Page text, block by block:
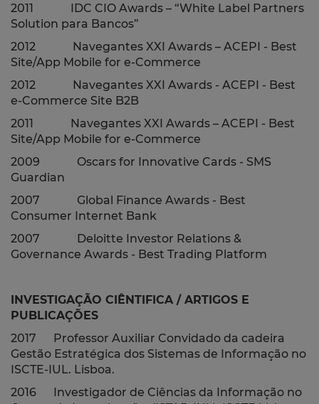
2011 IDC CIO Awards – “White Label Partners
Solution para Bancos”
2012 Navegantes XXI Awards – ACEPI - Best
Site/App Mobile for e-Commerce
2012 Navegantes XXI Awards - ACEPI - Best
e-Commerce Site B2B
2011 Navegantes XXI Awards – ACEPI - Best
Site/App Mobile for e-Commerce
2009 Oscars for Innovative Cards - SMS
Guardian
2007 Global Finance Awards - Best
Consumer Internet Bank
2007 Deloitte Investor Relations &
Governance Awards - Best Trading Platform
INVESTIGAÇÃO CIÊNTIFICA / ARTIGOS E
PUBLICAÇÕES
2017 Professor Auxiliar Convidado da cadeira
Gestão Estratégica dos Sistemas de Informação no
ISCTE-IUL. Lisboa.
2016 Investigador de Ciências da Informação no